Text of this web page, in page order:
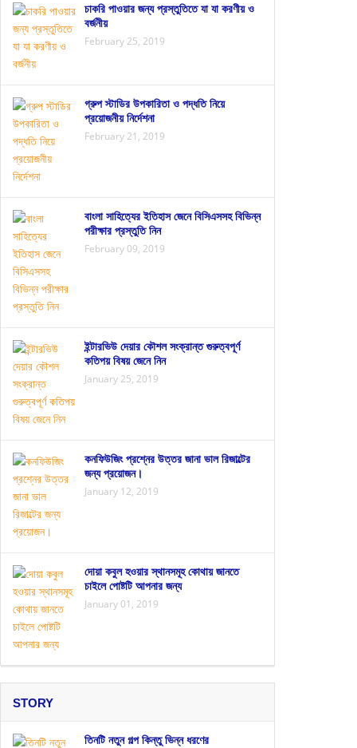
চাকরি পাওয়ার জন্য প্রস্তুতিতে যা যা করণীয় ও
বর্জনীয়
February 25, 2019
গ্রুপ স্টাডির উপকারিতা ও পদ্ধতি নিয়ে
প্রয়োজনীয় নির্দেশনা
February 21, 2019
বাংলা সাহিত্যের ইতিহাস জেনে বিসিএসসহ বিভিন্ন
পরীক্ষার প্রস্তুতি নিন
February 09, 2019
ইন্টারভিউ দেয়ার কৌশল সংক্রান্ত গুরুত্বপূর্ণ
কতিপয় বিষয় জেনে নিন
January 25, 2019
কনফিউজিং প্রশ্নের উত্তর জানা ভাল রিজাল্টের
জন্য প্রয়োজন।
January 12, 2019
দোয়া কবুল হওয়ার স্থানসমূহ কোথায় জানতে
চাইলে পোষ্টটি আপনার জন্য
January 01, 2019
STORY
তিনটি নতুন গল্প কিন্তু ভিন্ন ধরণের